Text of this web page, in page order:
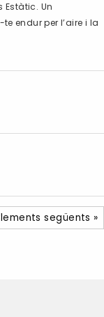
Un
endur per l’aire i la
següents »